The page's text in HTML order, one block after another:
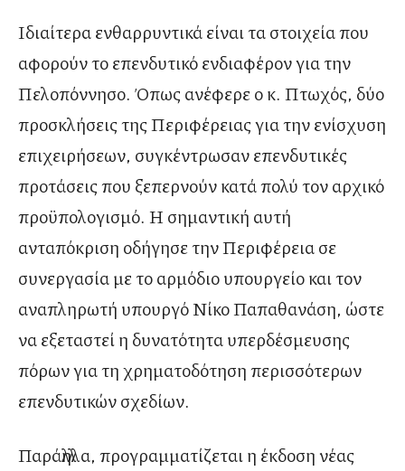
Ιδιαίτερα ενθαρρυντικά είναι τα στοιχεία που
αφορούν το επενδυτικό ενδιαφέρον για την
Πελοπόννησο. Όπως ανέφερε ο κ. Πτωχός, δύο
προσκλήσεις της Περιφέρειας για την ενίσχυση
επιχειρήσεων, συγκέντρωσαν επενδυτικές
προτάσεις που ξεπερνούν κατά πολύ τον αρχικό
προϋπολογισμό. Η σημαντική αυτή
ανταπόκριση οδήγησε την Περιφέρεια σε
συνεργασία με το αρμόδιο υπουργείο και τον
αναπληρωτή υπουργό Νίκο Παπαθανάση, ώστε
να εξεταστεί η δυνατότητα υπερδέσμευσης
πόρων για τη χρηματοδότηση περισσότερων
επενδυτικών σχεδίων.
Παράλληλα, προγραμματίζεται η έκδοση νέας